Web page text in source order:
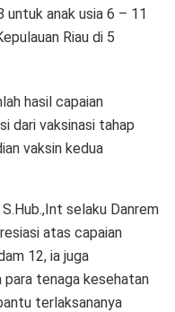
untuk anak usia 6 – 11
Riau di 5
hasil capaian
dari vaksinasi tahap
vaksin kedua
selaku Danrem
atas capaian
12, ia juga
para tenaga kesehatan
terlaksananya